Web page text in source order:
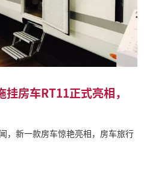
房车RT11正式亮相，
，新一款房车惊艳亮相，房车旅行